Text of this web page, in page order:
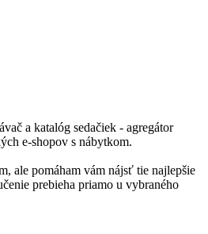
a katalóg sedačiek - agregátor
e-shopov s nábytkom.
ale pomáham vám nájsť tie najlepšie
prebieha priamo u vybraného